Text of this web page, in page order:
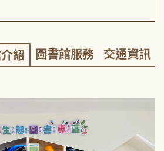
紹 圖書館服務 交通資訊